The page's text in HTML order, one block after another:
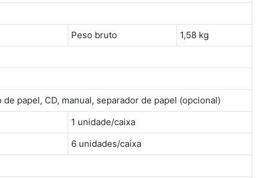
Peso bruto
1,58 kg
papel, CD, manual, separador de papel (opcional)
1 unidade/caixa
6 unidades/caixa